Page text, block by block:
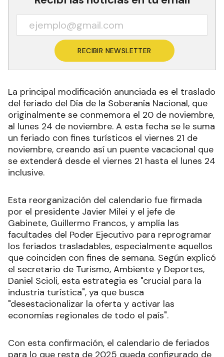
RECIBIR NEWSLETTER
La principal modificación anunciada es el traslado
del feriado del Día de la Soberanía Nacional, que
originalmente se conmemora el 20 de noviembre,
al lunes 24 de noviembre. A esta fecha se le suma
un feriado con fines turísticos el viernes 21 de
noviembre, creando así un puente vacacional que
se extenderá desde el viernes 21 hasta el lunes 24
inclusive.
Esta reorganización del calendario fue firmada
por el presidente Javier Milei y el jefe de
Gabinete, Guillermo Francos, y amplía las
facultades del Poder Ejecutivo para reprogramar
los feriados trasladables, especialmente aquellos
que coinciden con fines de semana. Según explicó
el secretario de Turismo, Ambiente y Deportes,
Daniel Scioli, esta estrategia es "crucial para la
industria turística", ya que busca
"desestacionalizar la oferta y activar las
economías regionales de todo el país".
Con esta confirmación, el calendario de feriados
para lo que resta de 2025 queda configurado de